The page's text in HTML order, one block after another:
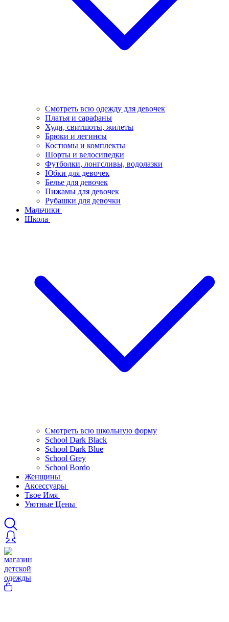
Смотреть всю одежду для девочек
Платья и сарафаны
Худи, свитшоты, жилеты
Брюки и легинсы
Костюмы и комплекты
Шорты и велосипедки
Футболки, лонгсливы, водолазки
Юбки для девочек
Белье для девочек
Пижамы для девочек
Рубашки для девочки
Мальчики
Школа
Смотреть всю школьную форму
School Dark Black
School Dark Blue
School Grey
School Bordo
Женщины
Аксессуары
Твое Имя
Уютные Цены